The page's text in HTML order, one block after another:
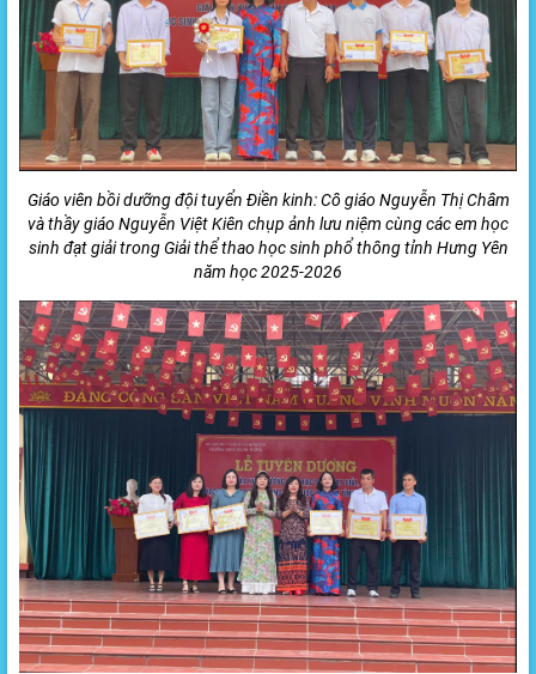
Giáo viên bồi dưỡng đội tuyển Điền kinh: Cô giáo Nguyễn Thị Châm
và thầy giáo Nguyễn Việt Kiên chụp ảnh lưu niệm cùng các em học
sinh đạt giải trong Giải thể thao học sinh phổ thông tỉnh Hưng Yên
năm học 2025-2026